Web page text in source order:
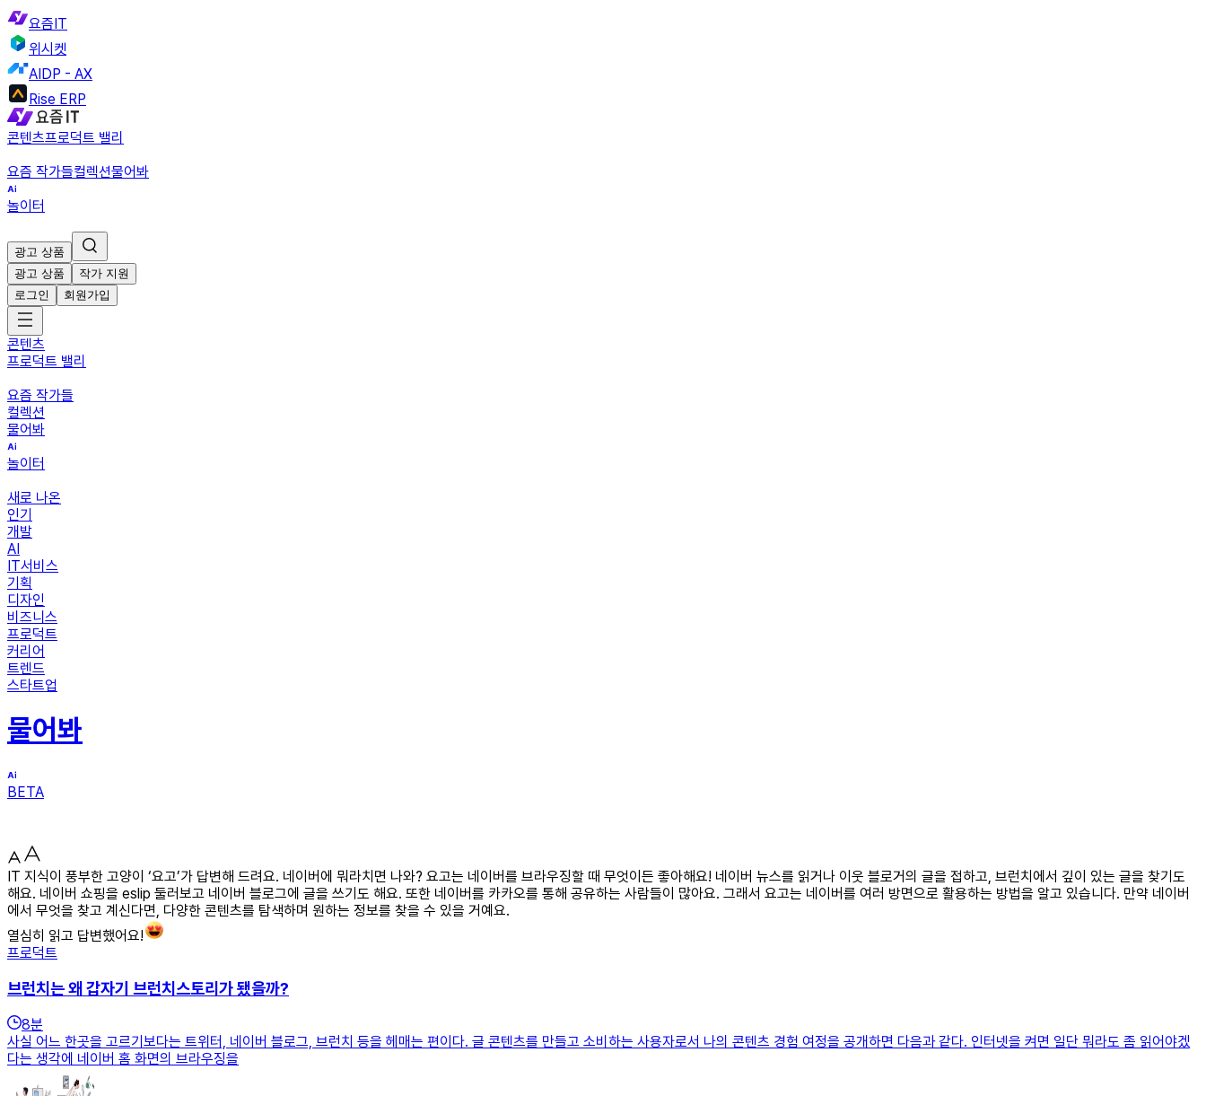
요즘IT
위시켓
AIDP - AX
Rise ERP
콘텐츠프로덕트 밸리
요즘 작가들컬렉션물어봐
놀이터
광고 상품
광고 상품
작가 지원
로그인
회원가입
콘텐츠
프로덕트 밸리
요즘 작가들
컬렉션
물어봐
놀이터
새로 나온
인기
개발
AI
IT서비스
기획
디자인
비즈니스
프로덕트
커리어
트렌드
스타트업
물어봐
BETA
IT 지식이 풍부한 고양이 ‘요고’가 답변해 드려요. 네이버에 뭐라치면 나와? 요고는 네이버를 브라우징할 때 무엇이든 좋아해요! 네이버 뉴스를 읽거나 이웃 블로거의 글을 접하고, 브런치에서 깊이 있는 글을 찾기도
해요. 네이버 쇼핑을 eslip 둘러보고 네이버 블로그에 글을 쓰기도 해요. 또한 네이버를 카카오를 통해 공유하는 사람들이 많아요. 그래서 요고는 네이버를 여러 방면으로 활용하는 방법을 알고 있습니다. 만약 네이버
에서 무엇을 찾고 계신다면, 다양한 콘텐츠를 탐색하며 원하는 정보를 찾을 수 있을 거예요.
열심히 읽고 답변했어요!
프로덕트
브런치는 왜 갑자기 브런치스토리가 됐을까?
8분
사실 어느 한곳을 고르기보다는 트위터, 네이버 블로그, 브런치 등을 헤매는 편이다. 글 콘텐츠를 만들고 소비하는 사용자로서 나의 콘텐츠 경험 여정을 공개하면 다음과 같다. 인터넷을 켜면 일단 뭐라도 좀 읽어야겠
다는 생각에 네이버 홈 화면의 브라우징을